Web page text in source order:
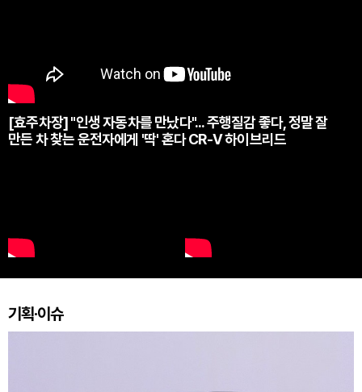
[효주차장] "인생 자동차를 만났다"... 주행질감 좋다, 정말 잘
만든 차 찾는 운전자에게 '딱' 혼다 CR-V 하이브리드
기획·이슈